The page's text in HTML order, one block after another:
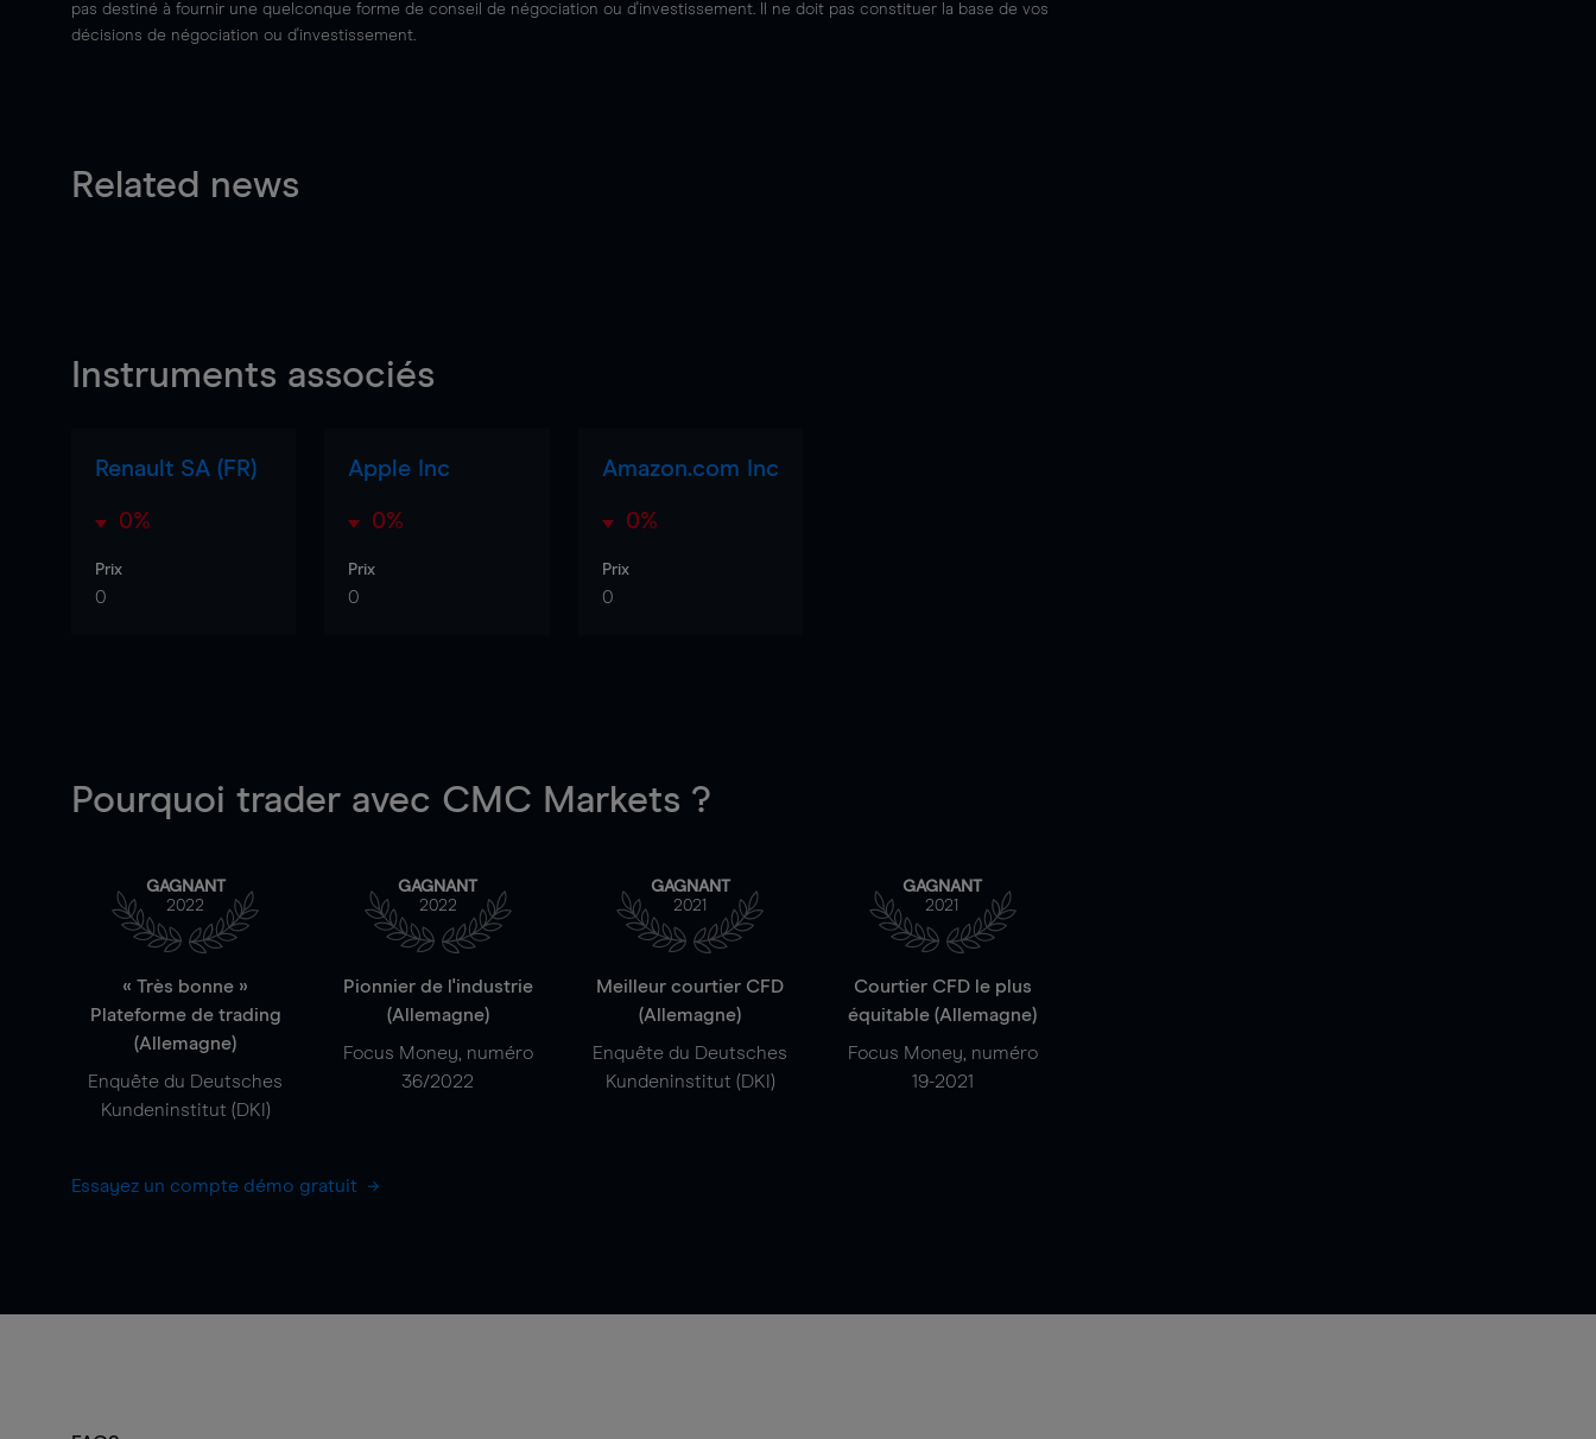
pas destiné à fournir une quelconque forme de conseil de négociation ou d'investissement. Il ne doit pas constituer la base de vos
décisions de négociation ou d'investissement.
Related news
Instruments associés
Renault SA (FR)
0%
Prix
0
Apple Inc
0%
Prix
0
Amazon.com Inc
0%
Prix
0
Pourquoi trader avec CMC Markets ?
GAGNANT
2022
« Très bonne »
Plateforme de trading
(Allemagne)
Enquête du Deutsches
Kundeninstitut (DKI)
GAGNANT
2022
Pionnier de l'industrie
(Allemagne)
Focus Money, numéro
36/2022
GAGNANT
2021
Meilleur courtier CFD
(Allemagne)
Enquête du Deutsches
Kundeninstitut (DKI)
GAGNANT
2021
Courtier CFD le plus
équitable (Allemagne)
Focus Money, numéro
19-2021
Essayez un compte démo gratuit